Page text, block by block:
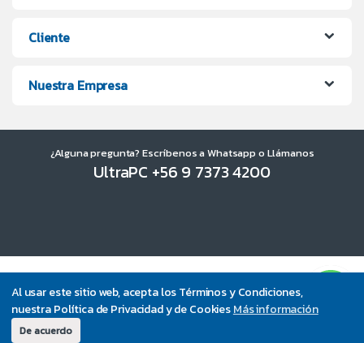
Al usar este sitio web, acepta los Términos y Condiciones,
nuestra Política de Privacidad y de CookiesMás información
De acuerdo
Cliente
Nuestra Empresa
¿Alguna pregunta? Escríbenos a Whatsapp o Llámanos
UltraPC +56 9 7373 4200